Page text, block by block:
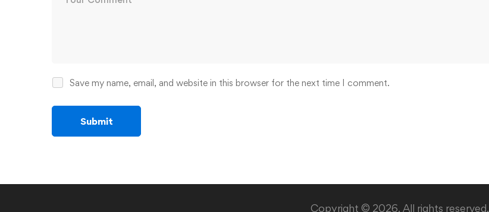
Save my name, email, and website in this browser for the next time I comment.
Copyright © 2026. All rights reserved.